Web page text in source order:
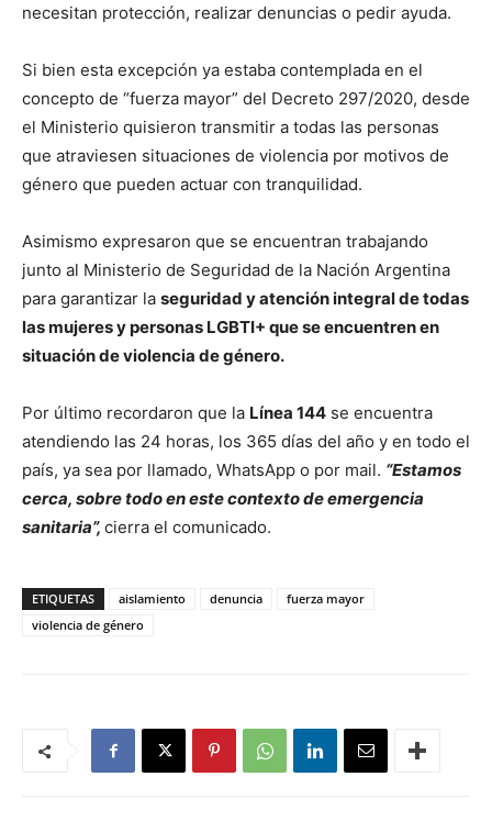
necesitan protección, realizar denuncias o pedir ayuda.
Si bien esta excepción ya estaba contemplada en el
concepto de “fuerza mayor” del Decreto 297/2020, desde
el Ministerio quisieron transmitir a todas las personas
que atraviesen situaciones de violencia por motivos de
género que pueden actuar con tranquilidad.
Asimismo expresaron que se encuentran trabajando
junto al Ministerio de Seguridad de la Nación Argentina
para garantizar la seguridad y atención integral de todas
las mujeres y personas LGBTI+ que se encuentren en
situación de violencia de género.
Por último recordaron que la Línea 144 se encuentra
atendiendo las 24 horas, los 365 días del año y en todo el
país, ya sea por llamado, WhatsApp o por mail. “Estamos
cerca, sobre todo en este contexto de emergencia
sanitaria”, cierra el comunicado.
ETIQUETAS aislamiento denuncia
fuerza mayor
violencia de género